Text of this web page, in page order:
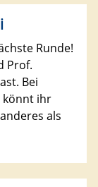
Runde!
Prof.
Bei
könnt ihr
als